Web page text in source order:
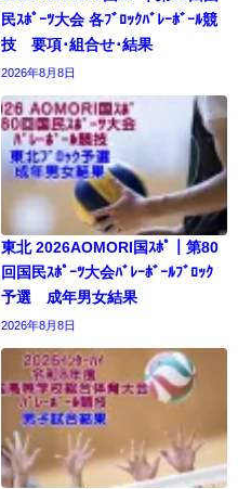
民ｽﾎﾟｰﾂ大会 各ﾌﾞﾛｯｸﾊﾞﾚｰﾎﾞｰﾙ競
技 要項･組合せ･結果
2026年8月8日
東北 2026AOMORI国ｽﾎﾟ｜第80
回国民ｽﾎﾟｰﾂ大会ﾊﾞﾚｰﾎﾞｰﾙﾌﾞﾛｯｸ
予選 成年男女結果
2026年8月8日